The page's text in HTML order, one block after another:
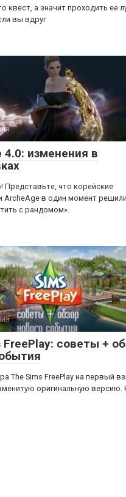
квест, а значит проходить ее
вы вдруг
4.0: изменения в
Представьте, что корейские
ArcheAge в один момент решили
с рандомом».
советы +
The Sims FreePlay на первый
оригинальную версию.